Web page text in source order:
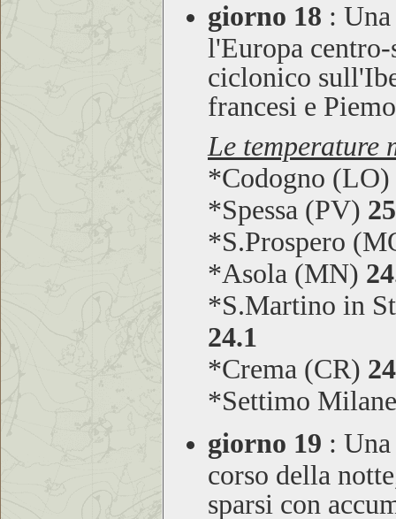
giorno 18 :
l'Europa
ciclonico
francesi e
Le temperature
*Codogno (LO)
*Spessa (PV)
*S.Prospero
*Asola (MN)
*S.Martino in
24.1
*Crema (CR)
*Settimo
giorno 19 :
corso della
sparsi con